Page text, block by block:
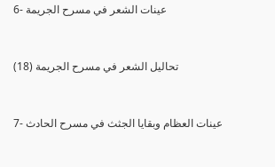
6- عينات الشعر في مسرح الجريمة
(18) تحاليل الشعر في مسرح الجريمة
7- عينات العظام وبقايا الجثث في مسرح الحادث